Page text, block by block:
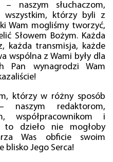
naszym słuchaczom,
wszystkim, którzy byli z
Wam mogliśmy tworzyć,
Słowem Bożym. Każda
każda transmisja, każde
wspólna z Wami były dla
Pan wynagrodzi Wam
którzy w różny sposób
naszym redaktorom,
współpracownikom i
to dzieło nie mogłoby
Was obficie swoim
blisko Jego Serca!